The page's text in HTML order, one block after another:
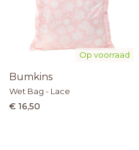
Op voorraad
Bumkins
Wet Bag - Lace
€ 16,50